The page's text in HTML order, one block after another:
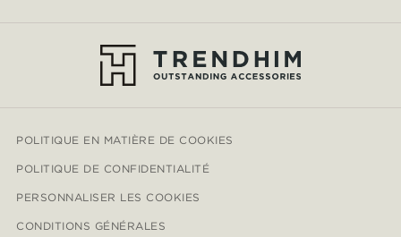
POLITIQUE EN MATIÈRE DE COOKIES
POLITIQUE DE CONFIDENTIALITÉ
PERSONNALISER LES COOKIES
CONDITIONS GÉNÉRALES